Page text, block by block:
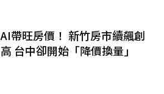
AI帶旺房價！ 新竹房市續飆創
高 台中卻開始「降價換量」